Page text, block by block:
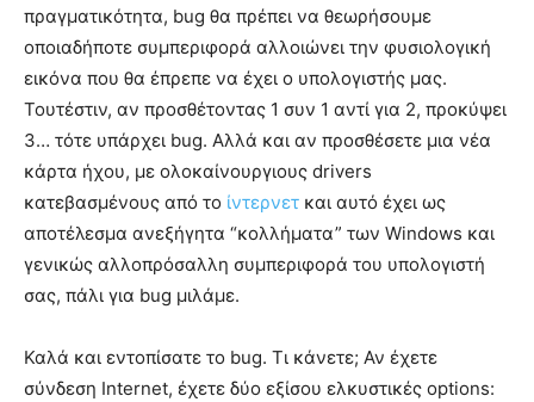
πραγματικότητα, bug θα πρέπει να θεωρήσουμε
οποιαδήποτε συμπεριφορά αλλοιώνει την φυσιολογική
εικόνα που θα έπρεπε να έχει ο υπολογιστής μας.
Τουτέστιν, αν προσθέτοντας 1 συν 1 αντί για 2, προκύψει
3… τότε υπάρχει bug. Αλλά και αν προσθέσετε μια νέα
κάρτα ήχου, με ολοκαίνουργιους drivers
κατεβασμένους από το ίντερνετ και αυτό έχει ως
αποτέλεσμα ανεξήγητα “κολλήματα” των Windows και
γενικώς αλλοπρόσαλλη συμπεριφορά του υπολογιστή
σας, πάλι για bug μιλάμε.
Καλά και εντοπίσατε το bug. Τι κάνετε; Αν έχετε
σύνδεση Internet, έχετε δύο εξίσου ελκυστικές options: